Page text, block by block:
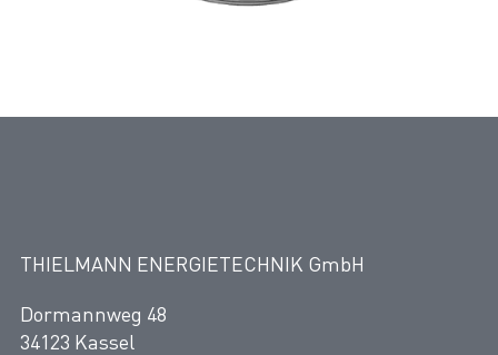
THIELMANN ENERGIETECHNIK GmbH
Dormannweg 48
34123 Kassel